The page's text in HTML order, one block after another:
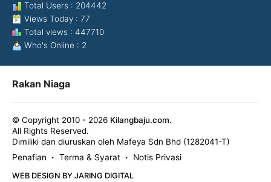
Total Users : 204442
Views Today : 77
Total views : 447710
Who's Online : 2
Rakan Niaga
© Copyright 2010 - 2026 Kilangbaju.com.
All Rights Reserved.
Dimiliki dan diuruskan oleh Mafeya Sdn Bhd (1282041-T)
Penafian
• Terma & Syarat • Notis Privasi
WEB DESIGN BY JARING DIGITAL